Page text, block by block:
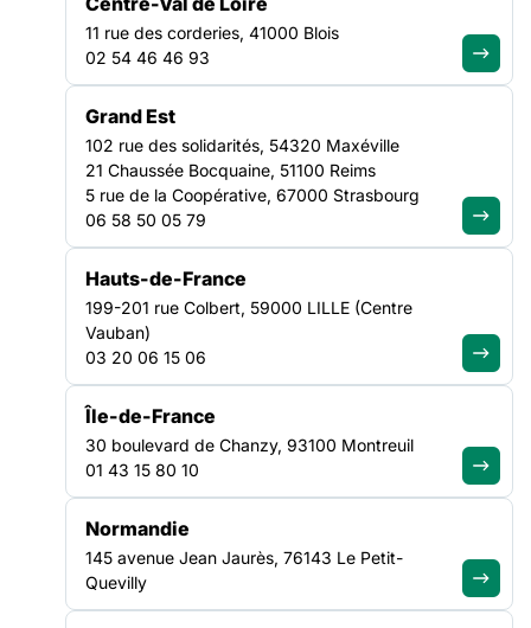
les besoins de rénovation, notamment énergétiques. Ce
webinaire,
VEILLE SOCIALE, HÉBERGEMENT ET LOGEMENT
NATIONAL
La DIHAL organise en partenariat avec la FAS un webinaire de
restitution de l’enquête sur l’état du bâti des centres
d’hébergement regroupés et des accueils de jour.
L’enquête visait à rendre compte de l’état d’une partie du parc
d’hébergement collectif et des accueils de jour, afin d’estimer
Ce webinaire, prévu le 1er octobre 2025, qui visera à
restituer les principaux résultats de cette enquête et échanger
sur vos retoursest reporté à une date ultérieure
Nous vous communiquerons une nouvelle date très
prochainement.
NOS ACTUALITÉS
11 rue des corderies, 41000 Blois
02 54 46 46 93
Grand Est
102 rue des solidarités, 54320 Maxéville
21 Chaussée Bocquaine, 51100 Reims
5 rue de la Coopérative, 67000 Strasbourg
06 58 50 05 79
Hauts-de-France
199-201 rue Colbert, 59000 LILLE (Centre
Vauban)
03 20 06 15 06
Île-de-France
30 boulevard de Chanzy, 93100 Montreuil
01 43 15 80 10
Normandie
145 avenue Jean Jaurès, 76143 Le Petit-
Quevilly